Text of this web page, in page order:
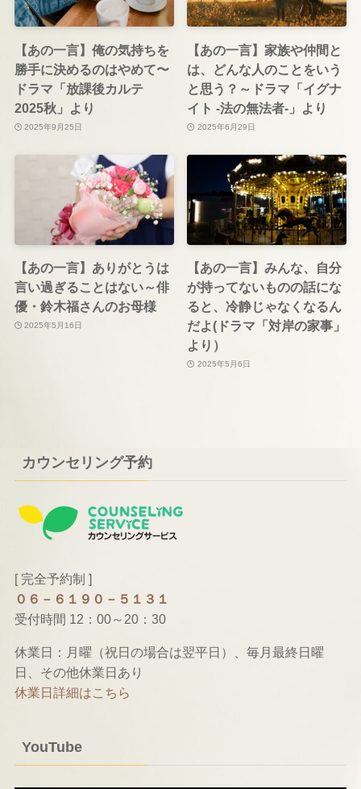
【あの一言】俺の気持ちを
勝手に決めるのはやめて〜
ドラマ「放課後カルテ
2025秋」より
2025年9月25日
【あの一言】家族や仲間と
は、どんな人のことをいう
と思う？～ドラマ「イグナ
イト -法の無法者-」より
2025年6月29日
【あの一言】ありがとうは
言い過ぎることはない～俳
優・鈴木福さんのお母様
2025年5月16日
【あの一言】みんな、自分
が持ってないものの話にな
ると、冷静じゃなくなるん
だよ(ドラマ「対岸の家事」
より）
2025年5月6日
カウンセリング予約
[ 完全予約制 ]
０６－６１９０－５１３１
受付時間 12：00～20：30
休業日：月曜（祝日の場合は翌平日）、毎月最終日曜
日、その他休業日あり
休業日詳細はこちら
YouTube